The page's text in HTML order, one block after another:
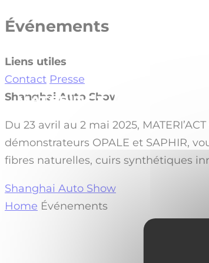
Événements
Liens utiles
Contact Presse
Shanghai Auto Show
Du 23 avril au 2 mai 2025,
démonstrateurs OPALE et SAPHIR,
fibres naturelles, cuirs synthétiques
Shanghai Auto Show
Home Événements